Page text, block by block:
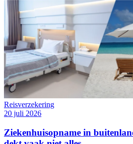
Reisverzekering
20 juli 2026
Ziekenhuisopname in